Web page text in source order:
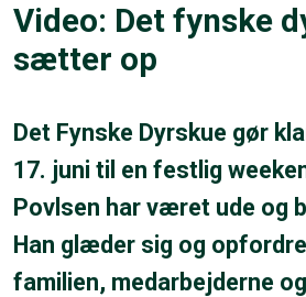
Video: Det fynske
sætter op
Det Fynske Dyrskue gør
17. juni til en festlig
Povlsen har været ude og
Han glæder sig og
familien, medarbejderne